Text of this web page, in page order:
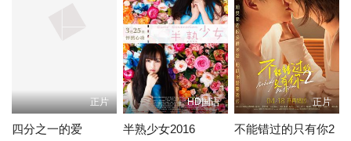
正片
四分之一的爱
HD国语
半熟少女2016
正片
不能错过的只有你2